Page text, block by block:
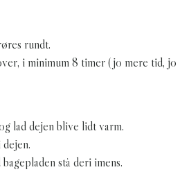
rundt.
i minimum 8 timer (jo mere tid, jo
lad dejen blive lidt varm.
stå deri imens.